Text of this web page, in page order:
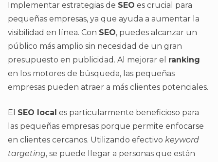
Implementar estrategias de SEO es crucial para
pequeñas empresas, ya que ayuda a aumentar la
visibilidad en línea. Con SEO, puedes alcanzar un
público más amplio sin necesidad de un gran
presupuesto en publicidad. Al mejorar el ranking
en los motores de búsqueda, las pequeñas
empresas pueden atraer a más clientes potenciales.
El SEO local es particularmente beneficioso para
las pequeñas empresas porque permite enfocarse
en clientes cercanos. Utilizando efectivo keyword
targeting, se puede llegar a personas que están